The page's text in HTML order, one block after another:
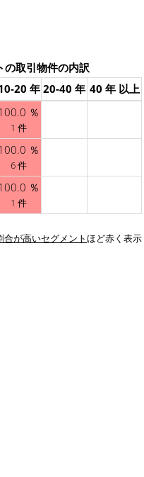
の取引物件の内訳
20 年 20-40 年 40 年 以上
％
1 件
％
6 件
％
1 件
合が高いセグメントほど赤く表示